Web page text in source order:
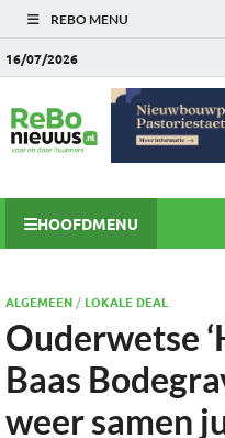
REBO MENU
16/07/2026
HOOFDMENU
ALGEMEEN/ LOKALE DEAL
Ouderwetse
Baas
weer samen